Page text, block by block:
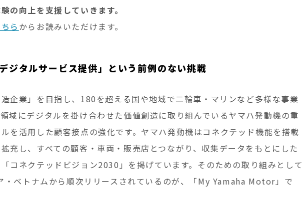
の向上を支援していきます。
ら からお読みいただけます。
タルサービス提供」という前例のない挑戦
企業」を目指し、180を超える国や地域で二輪車・マリンなど多様な事業
域にデジタルを掛け合わせた価値創造に取り組んでいるヤマハ発動機の重
を活用した顧客接点の強化です。ヤマハ発動機はコネクテッド機能を搭載
充し、すべての顧客・車両・販売店とつながり、収集データをもとにした
コネクテッドビジョン2030」を掲げています。そのための取り組みとして
・ベトナムから順次リリースされているのが、「My Yamaha Motor」で